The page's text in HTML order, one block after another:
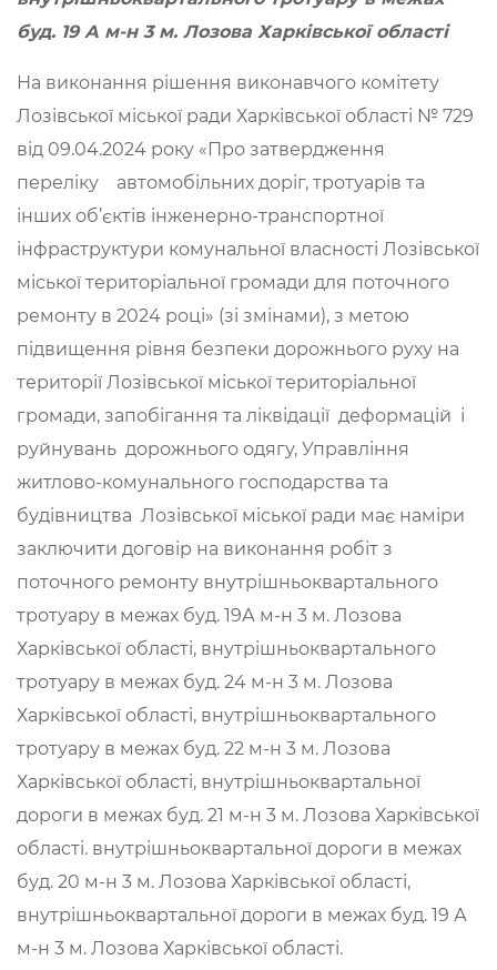
буд. 19 А м-н 3 м. Лозова Харківської області
На виконання рішення виконавчого комітету
Лозівської міської ради Харківської області № 729
від 09.04.2024 року «Про затвердження
переліку автомобільних доріг, тротуарів та
інших об’єктів інженерно-транспортної
інфраструктури комунальної власності Лозівської
міської територіальної громади для поточного
ремонту в 2024 році» (зі змінами), з метою
пiдвищення рiвня безпеки дорожнього руху на
територiї Лозiвської міської територіальної
громади, запобігання та ліквідації деформацій і
руйнувань дорожнього одягу, Управління
житлово-комунального господарства та
будівництва Лозівської міської ради має наміри
заключити договір на виконання робіт з
поточного ремонту внутрішньоквартального
тротуару в межах буд. 19А м-н 3 м. Лозова
Харківської області, внутрішньоквартального
тротуару в межах буд. 24 м-н 3 м. Лозова
Харківської області, внутрішньоквартального
тротуару в межах буд. 22 м-н 3 м. Лозова
Харківської області, внутрішньоквартальної
дороги в межах буд. 21 м-н 3 м. Лозова Харківської
області. внутрішньоквартальної дороги в межах
буд. 20 м-н 3 м. Лозова Харківської області,
внутрішньоквартальної дороги в межах буд. 19 А
м-н 3 м. Лозова Харківської області.